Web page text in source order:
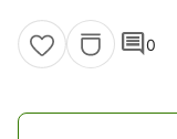
comment0